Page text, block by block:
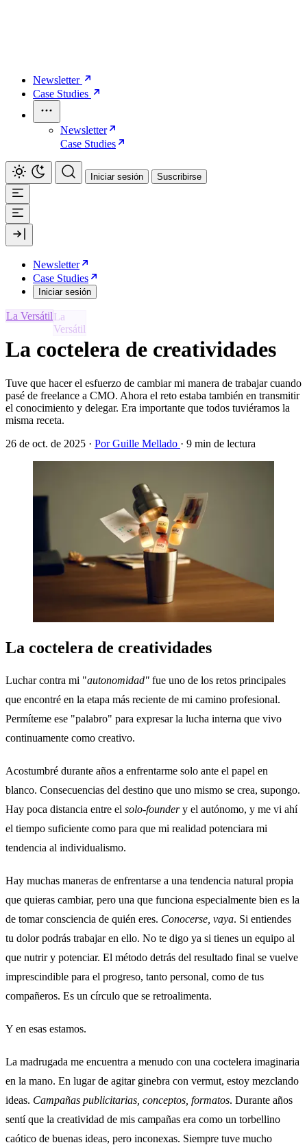
Newsletter
Case Studies
Newsletter
Case Studies
Iniciar sesión Suscribirse
Newsletter
Case Studies
Iniciar sesión
La Versátil
La coctelera de creatividades
Tuve que hacer el esfuerzo de cambiar mi manera de trabajar cuando
pasé de freelance a CMO. Ahora el reto estaba también en transmitir
el conocimiento y delegar. Era importante que todos tuviéramos la
misma receta.
26 de oct. de 2025 · Por Guille Mellado · 9 min de lectura
La coctelera de creatividades
Luchar contra mi "autonomidad" fue uno de los retos principales
que encontré en la etapa más reciente de mi camino profesional.
Permíteme ese "palabro" para expresar la lucha interna que vivo
continuamente como creativo.
Acostumbré durante años a enfrentarme solo ante el papel en
blanco. Consecuencias del destino que uno mismo se crea, supongo.
Hay poca distancia entre el solo-foundery el autónomo, y me vi ahí
el tiempo suficiente como para que mi realidad potenciara mi
tendencia al individualismo.
Hay muchas maneras de enfrentarse a una tendencia natural propia
que quieras cambiar, pero una que funciona especialmente bien es la
de tomar consciencia de quién eres. Conocerse, vaya. Si entiendes
tu dolor podrás trabajar en ello. No te digo ya si tienes un equipo al
que nutrir y potenciar. El método detrás del resultado final se vuelve
imprescindible para el progreso, tanto personal, como de tus
compañeros. Es un círculo que se retroalimenta.
Y en esas estamos.
La madrugada me encuentra a menudo con una coctelera imaginaria
en la mano. En lugar de agitar ginebra con vermut, estoy mezclando
ideas. Campañas publicitarias, conceptos, formatos. Durante años
sentí que la creatividad de mis campañas era como un torbellino
caótico de buenas ideas, pero inconexas. Siempre tuve mucho